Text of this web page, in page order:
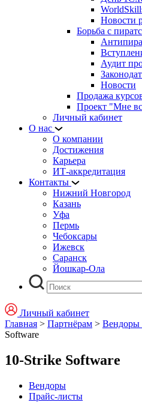
Новости
Борьба с
Аудит
Новости
Продажа
Проект "Мне
Личный кабинет
О нас
О компании
Достижения
Карьера
ИТ-аккредитация
Контакты
Нижний Новгород
Казань
Уфа
Пермь
Чебоксары
Ижевск
Саранск
Йошкар-Ола
Личный кабинет
Главная > Партнёрам > Вендоры
Software
10-Strike Software
Вендоры
Прайс-листы